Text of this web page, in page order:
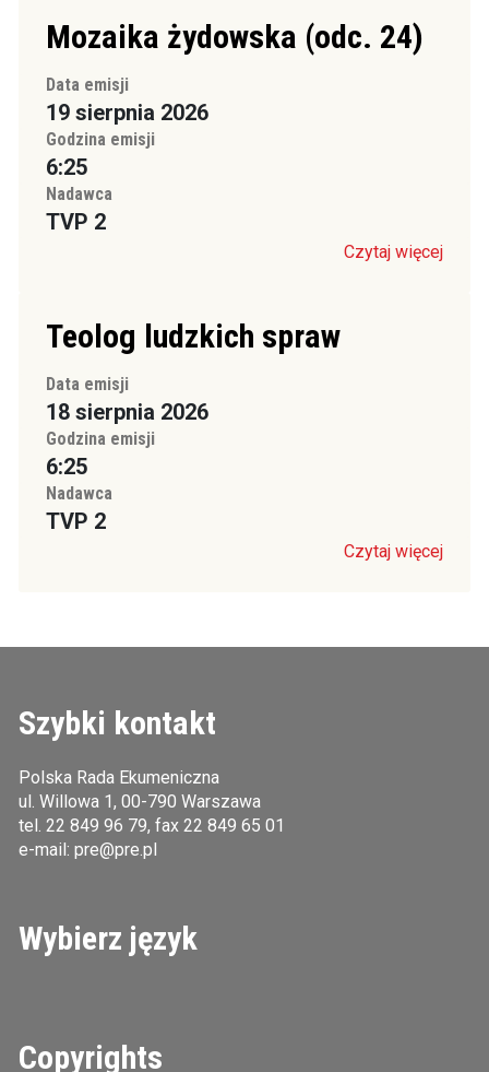
Mozaika żydowska (odc. 24)
Data emisji
19 sierpnia 2026
Godzina emisji
6:25
Nadawca
TVP 2
Czytaj więcej
Teolog ludzkich spraw
Data emisji
18 sierpnia 2026
Godzina emisji
6:25
Nadawca
TVP 2
Czytaj więcej
Szybki kontakt
Polska Rada Ekumeniczna
ul. Willowa 1, 00-790 Warszawa
tel. 22 849 96 79, fax 22 849 65 01
e-mail: pre@pre.pl
Wybierz język
Copyrights